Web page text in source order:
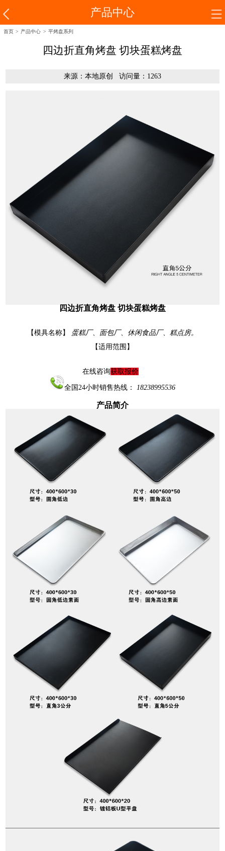
产品中心
首页 > 产品中心 > 平烤盘系列
四边折直角烤盘 切块蛋糕烤盘
来源：本地原创 访问量：1263
四边折直角烤盘 切块蛋糕烤盘
【模具名称】 蛋糕厂、面包厂、休闲食品厂、糕点房。
【适用范围】
在线咨询获取报价
全国24小时销售热线： 18238995536
产品简介